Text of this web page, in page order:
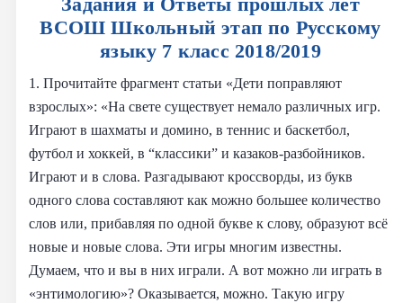
ВСОШ Школьный этап по Русскому
языку 7 класс 2018/2019
1. Прочитайте фрагмент статьи «Дети поправляют
взрослых»: «На свете существует немало различных игр.
Играют в шахматы и домино, в теннис и баскетбол,
футбол и хоккей, в “классики” и казаков-разбойников.
Играют и в слова. Разгадывают кроссворды, из букв
одного слова составляют как можно большее количество
слов или, прибавляя по одной букве к слову, образуют всё
новые и новые слова. Эти игры многим известны.
Думаем, что и вы в них играли. А вот можно ли играть в
«энтимологию»? Оказывается, можно. Такую игру